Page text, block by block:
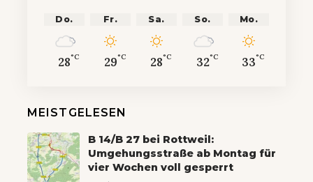
Do.
28°C
Fr.
29°C
Sa.
28°C
So.
32°C
Mo.
33°C
MEISTGELESEN
B 14/B 27 bei Rottweil:
Umgehungsstraße ab Montag für
vier Wochen voll gesperrt